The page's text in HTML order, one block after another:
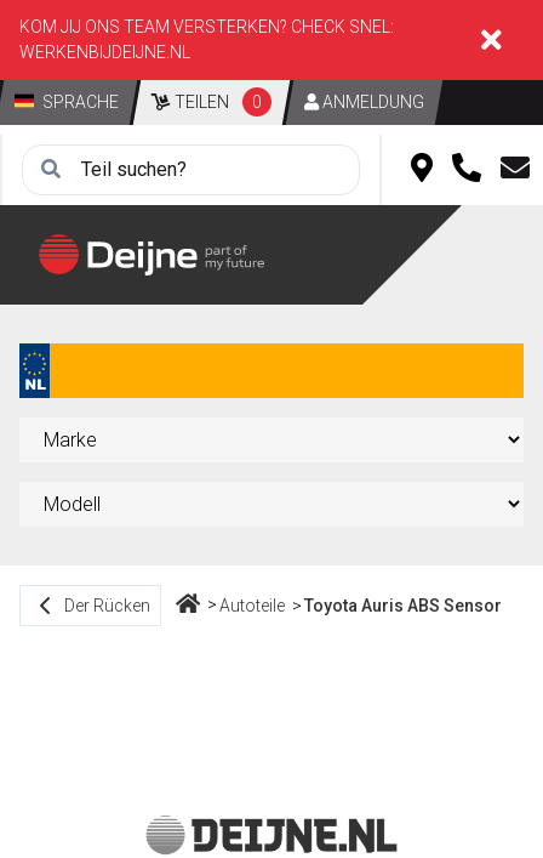
KOM JIJ ONS TEAM VERSTERKEN? CHECK SNEL:
WERKENBIJDEIJNE.NL
SPRACHE TEILEN 0 ANMELDUNG
Der Rücken Autoteile Toyota Auris ABS Sensor